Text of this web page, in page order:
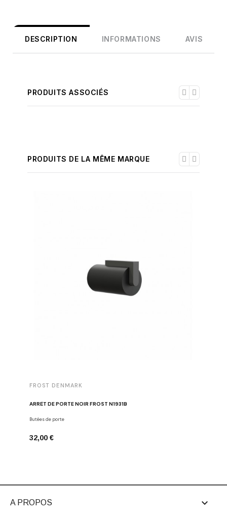
DESCRIPTION INFORMATIONS AVIS
PRODUITS ASSOCIÉS
PRODUITS DE LA MÊME MARQUE
FROST DENMARK
ARRÊT DE PORTE NOIR FROST N1931B
Butées de porte
32,00 €
A PROPOS 